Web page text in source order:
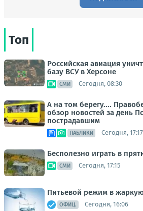
Топ
Российская авиация
базу ВСУ в Херсоне
СМИ Сегодня, 08:30
А на том берегу....
обзор новостей за день
пострадавшим
ПАБЛИКИ Сегодня, 17:17
Бесполезно играть в
СМИ Сегодня, 17:15
Питьевой режим в
ОФИЦ. Сегодня, 16:06